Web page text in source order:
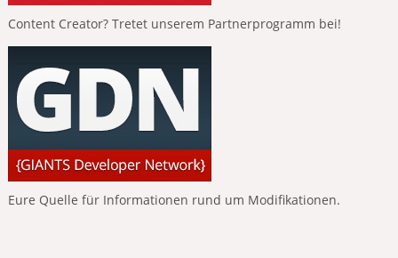
Content Creator? Tretet unserem Partnerprogramm bei!
Eure Quelle für Informationen rund um Modifikationen.